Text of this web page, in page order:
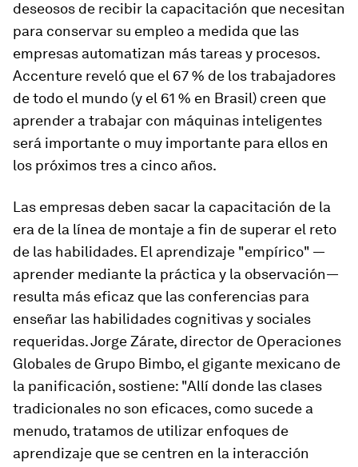
deseosos de recibir la capacitación que necesitan
para conservar su empleo a medida que las
empresas automatizan más tareas y procesos.
Accenture reveló que el 67 % de los trabajadores
de todo el mundo (y el 61 % en Brasil) creen que
aprender a trabajar con máquinas inteligentes
será importante o muy importante para ellos en
los próximos tres a cinco años.
Las empresas deben sacar la capacitación de la
era de la línea de montaje a fin de superar el reto
de las habilidades. El aprendizaje "empírico" —
aprender mediante la práctica y la observación—
resulta más eficaz que las conferencias para
enseñar las habilidades cognitivas y sociales
requeridas. Jorge Zárate, director de Operaciones
Globales de Grupo Bimbo, el gigante mexicano de
la panificación, sostiene: "Allí donde las clases
tradicionales no son eficaces, como sucede a
menudo, tratamos de utilizar enfoques de
aprendizaje que se centren en la interacción